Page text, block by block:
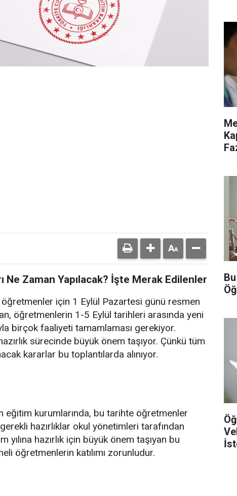
Ne Zaman Yapılacak? İşte Merak Edilenler
için 1 Eylül Pazartesi günü resmen
öğretmenlerin 1-5 Eylül tarihleri arasında yeni
birçok faaliyeti tamamlaması gerekiyor.
sürecinde büyük önem taşıyor. Çünkü tüm
kararlar bu toplantılarda alınıyor.
eğitim kurumlarında, bu tarihte öğretmenler
hazırlıklar okul yönetimleri tarafından
hazırlık için büyük önem taşıyan bu
öğretmenlerin katılımı zorunludur.